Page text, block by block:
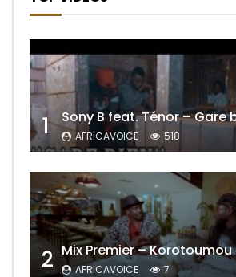
1 Sony B feat. Ténor – Gare
AFRICAVOICE 518
2 Mix Premier – Korotoumou
AFRICAVOICE 7